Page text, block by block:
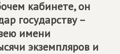
кабинете, он
государству –
имени
экземпляров и